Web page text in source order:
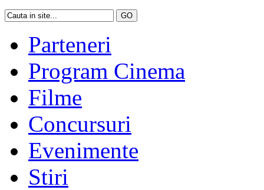
Parteneri
Program Cinema
Filme
Concursuri
Evenimente
Stiri